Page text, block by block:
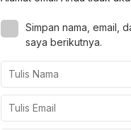
Simpan nama, email,
saya berikutnya.